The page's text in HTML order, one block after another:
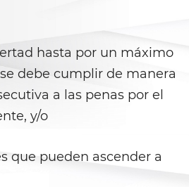
Can Be Tried as
in Juvenile Cases
Record
439
Juvenile Petitions
hasta por un máximo
debe cumplir de manera
a las penas por el
y/o
que pueden ascender a